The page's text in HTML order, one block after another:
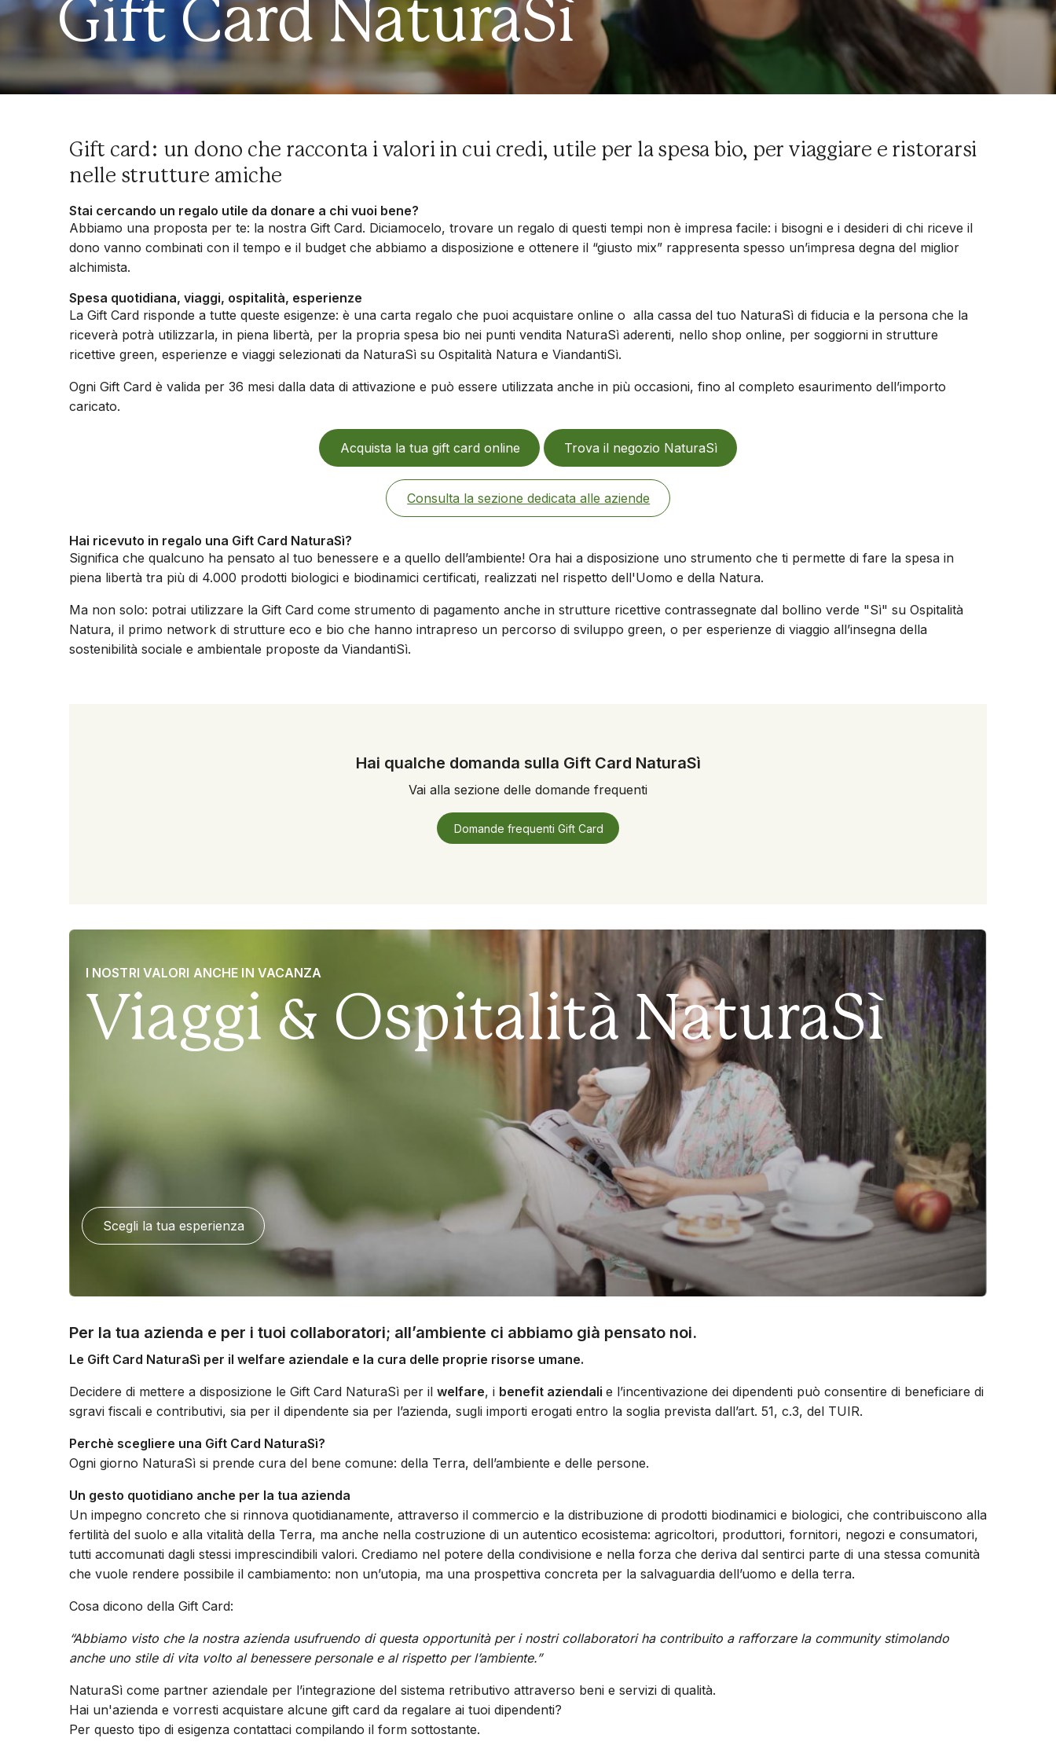
Gift Card NaturaSì
Gift card: un dono che racconta i valori in cui credi, utile per la spesa bio, per viaggiare e ristorarsi
nelle strutture amiche
Stai cercando un regalo utile da donare a chi vuoi bene?
Abbiamo una proposta per te: la nostra Gift Card. Diciamocelo, trovare un regalo di questi tempi non è impresa facile: i bisogni e i desideri di chi riceve il
dono vanno combinati con il tempo e il budget che abbiamo a disposizione e ottenere il “giusto mix” rappresenta spesso un’impresa degna del miglior
alchimista.
Spesa quotidiana, viaggi, ospitalità, esperienze
La Gift Card risponde a tutte queste esigenze: è una carta regalo che puoi acquistare online o alla cassa del tuo NaturaSì di fiducia e la persona che la
riceverà potrà utilizzarla, in piena libertà, per la propria spesa bio nei punti vendita NaturaSì aderenti, nello shop online, per soggiorni in strutture
ricettive green, esperienze e viaggi selezionati da NaturaSì su Ospitalità Natura e ViandantiSì.
Ogni Gift Card è valida per 36 mesi dalla data di attivazione e può essere utilizzata anche in più occasioni, fino al completo esaurimento dell’importo
caricato.
Acquista la tua gift card online Trova il negozio NaturaSì
Consulta la sezione dedicata alle aziende
Hai ricevuto in regalo una Gift Card NaturaSì?
Significa che qualcuno ha pensato al tuo benessere e a quello dell’ambiente! Ora hai a disposizione uno strumento che ti permette di fare la spesa in
piena libertà tra più di 4.000 prodotti biologici e biodinamici certificati, realizzati nel rispetto dell'Uomo e della Natura.
Ma non solo: potrai utilizzare la Gift Card come strumento di pagamento anche in strutture ricettive contrassegnate dal bollino verde "Sì" su Ospitalità
Natura, il primo network di strutture eco e bio che hanno intrapreso un percorso di sviluppo green, o per esperienze di viaggio all’insegna della
sostenibilità sociale e ambientale proposte da ViandantiSì.
Hai qualche domanda sulla Gift Card NaturaSì
Vai alla sezione delle domande frequenti
Domande frequenti Gift Card
I NOSTRI VALORI ANCHE IN VACANZA
Viaggi & Ospitalità NaturaSì
Scegli la tua esperienza
Per la tua azienda e per i tuoi collaboratori; all’ambiente ci abbiamo già pensato noi.
Le Gift Card NaturaSì per il welfare aziendale e la cura delle proprie risorse umane.
Decidere di mettere a disposizione le Gift Card NaturaSì per il welfare, i benefit aziendali e l’incentivazione dei dipendenti può consentire di beneficiare di
sgravi fiscali e contributivi, sia per il dipendente sia per l’azienda, sugli importi erogati entro la soglia prevista dall’art. 51, c.3, del TUIR.
Perchè scegliere una Gift Card NaturaSì?
Ogni giorno NaturaSì si prende cura del bene comune: della Terra, dell’ambiente e delle persone.
Un gesto quotidiano anche per la tua azienda
Un impegno concreto che si rinnova quotidianamente, attraverso il commercio e la distribuzione di prodotti biodinamici e biologici, che contribuiscono alla
fertilità del suolo e alla vitalità della Terra, ma anche nella costruzione di un autentico ecosistema: agricoltori, produttori, fornitori, negozi e consumatori,
tutti accomunati dagli stessi imprescindibili valori. Crediamo nel potere della condivisione e nella forza che deriva dal sentirci parte di una stessa comunità
che vuole rendere possibile il cambiamento: non un’utopia, ma una prospettiva concreta per la salvaguardia dell’uomo e della terra.
Cosa dicono della Gift Card:
“Abbiamo visto che la nostra azienda usufruendo di questa opportunità per i nostri collaboratori ha contribuito a rafforzare la community stimolando
anche uno stile di vita volto al benessere personale e al rispetto per l’ambiente.”
NaturaSì come partner aziendale per l’integrazione del sistema retributivo attraverso beni e servizi di qualità.
Hai un'azienda e vorresti acquistare alcune gift card da regalare ai tuoi dipendenti?
Per questo tipo di esigenza contattaci compilando il form sottostante.